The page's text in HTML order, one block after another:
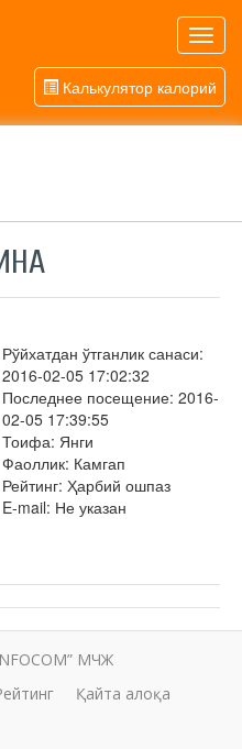
Калькулятор калорий
Рўйхатдан ўтганлик санаси:
2016-02-05 17:02:32
Последнее посещение: 2016-
02-05 17:39:55
Тоифа: Янги
Фаоллик: Камгап
Рейтинг: Ҳарбий ошпаз
E-mail: Не указан
МЧЖ
Қайта алоқа